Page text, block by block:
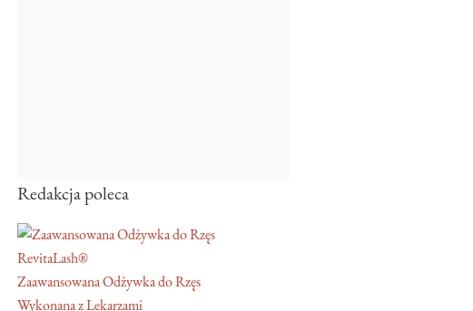
Redakcja poleca
RevitaLash®
Zaawansowana Odżywka do Rzęs
Wykonana z Lekarzami